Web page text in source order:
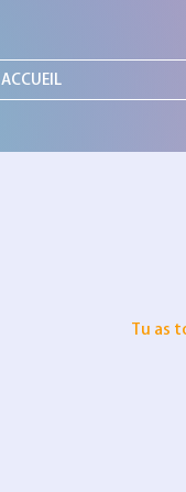
ACCUEIL
Tu as